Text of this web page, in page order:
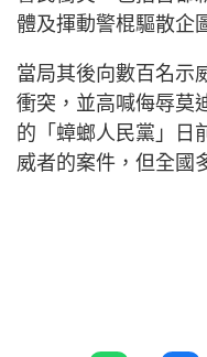
體及揮動警棍驅散企
當局其後向數百名示
衝突，並高喊侮辱莫
的「蟑螂人民黨」日
威者的案件，但全國